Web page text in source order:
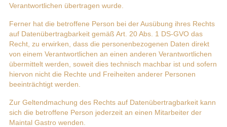
Verantwortlichen übertragen wurde.
Ferner hat die betroffene Person bei der Ausübung ihres Rechts
auf Datenübertragbarkeit gemäß Art. 20 Abs. 1 DS-GVO das
Recht, zu erwirken, dass die personenbezogenen Daten direkt
von einem Verantwortlichen an einen anderen Verantwortlichen
übermittelt werden, soweit dies technisch machbar ist und sofern
hiervon nicht die Rechte und Freiheiten anderer Personen
beeinträchtigt werden.
Zur Geltendmachung des Rechts auf Datenübertragbarkeit kann
sich die betroffene Person jederzeit an einen Mitarbeiter der
Maintal Gastro wenden.